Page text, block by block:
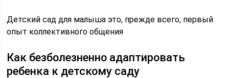
Детский сад для малыша это, прежде всего, первый
опыт коллективного общения
Как безболезненно адаптировать
ребенка к детскому саду